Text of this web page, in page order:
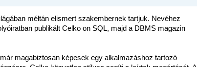
méltán elismert szakembernek tartjuk. Nevéhez
publikált Celko on SQL, majd a DBMS magazin
magabiztosan képesek egy alkalmazáshoz tartozó